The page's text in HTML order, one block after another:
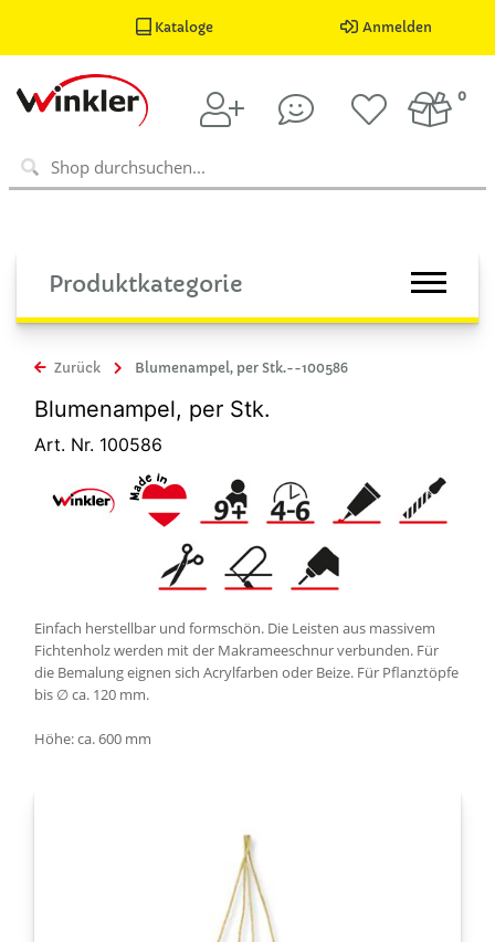
Kataloge Anmelden
0
Produktkategorie
Zurück Blumenampel, per Stk.--100586
Blumenampel, per Stk.
Art. Nr. 100586
Einfach herstellbar und formschön. Die Leisten aus massivem
Fichtenholz werden mit der Makrameeschnur verbunden. Für
die Bemalung eignen sich Acrylfarben oder Beize. Für Pflanztöpfe
bis ∅ ca. 120 mm.
Höhe: ca. 600 mm